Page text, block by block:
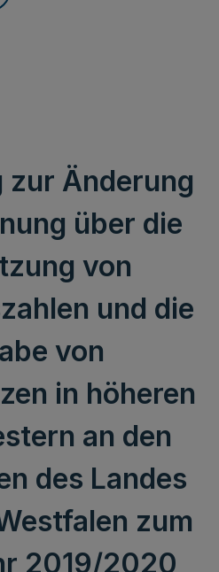
zur Änderung
über die
von
und die
von
in höheren
an den
des Landes
zum
2019/2020